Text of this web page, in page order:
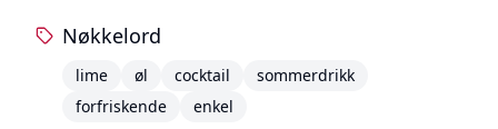
Nøkkelord
lime øl cocktail
sommerdrikk
forfriskende
enkel